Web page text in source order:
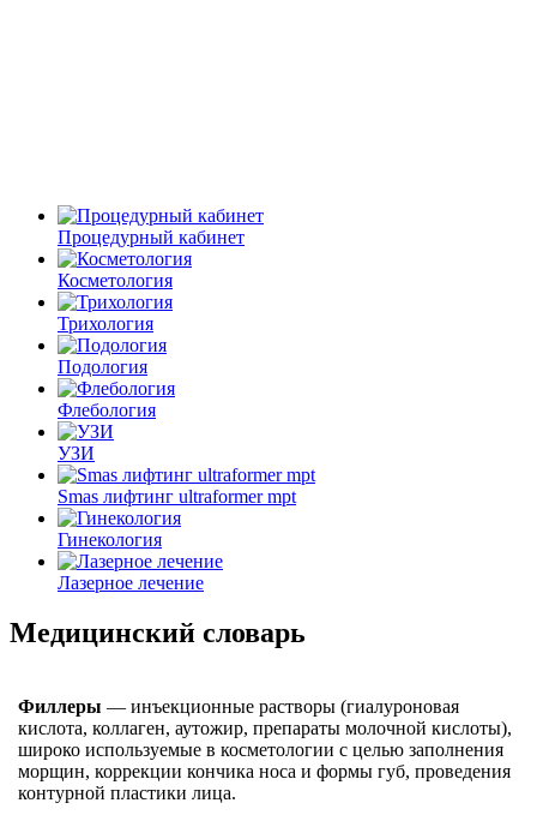
Процедурный кабинет
Косметология
Трихология
Подология
Флебология
УЗИ
Smas лифтинг ultraformer mpt
Гинекология
Лазерное лечение
Медицинский словарь
Филлеры — инъекционные растворы (гиалуроновая
кислота, коллаген, аутожир, препараты молочной кислоты),
широко используемые в косметологии с целью заполнения
морщин, коррекции кончика носа и формы губ, проведения
контурной пластики лица.